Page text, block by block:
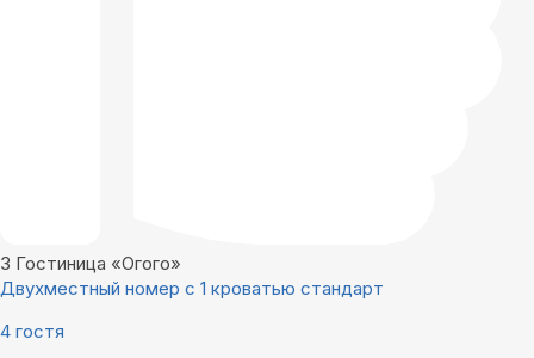
3 Гостиница «Огого»
Двухместный номер с 1 кроватью стандарт
4 гостя